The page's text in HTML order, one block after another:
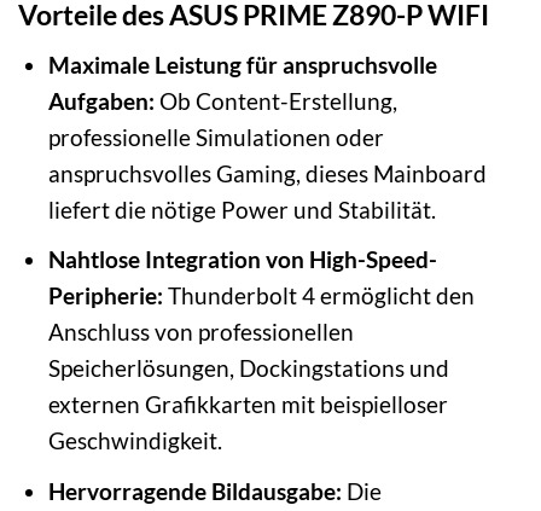
Vorteile des ASUS PRIME Z890-P WIFI
Maximale Leistung für anspruchsvolle
Aufgaben: Ob Content-Erstellung,
professionelle Simulationen oder
anspruchsvolles Gaming, dieses Mainboard
liefert die nötige Power und Stabilität.
Nahtlose Integration von High-Speed-
Peripherie: Thunderbolt 4 ermöglicht den
Anschluss von professionellen
Speicherlösungen, Dockingstations und
externen Grafikkarten mit beispielloser
Geschwindigkeit.
Hervorragende Bildausgabe: Die